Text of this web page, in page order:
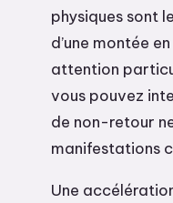
physiques sont
d’une montée
attention
vous pouvez
de non-retour
manifestations
Une